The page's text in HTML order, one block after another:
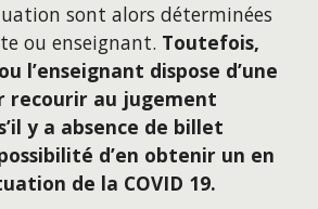
sont alors déterminées
ou enseignant. Toutefois,
l’enseignant dispose d’une
recourir au jugement
y a absence de billet
d’en obtenir un en
de la COVID 19.